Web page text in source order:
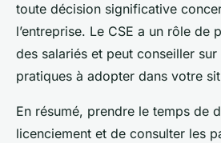
toute décision significative
l’entreprise. Le CSE a un rôle de
des salariés et peut conseiller sur
pratiques à adopter dans votre
En résumé, prendre le temps de
licenciement et de consulter les